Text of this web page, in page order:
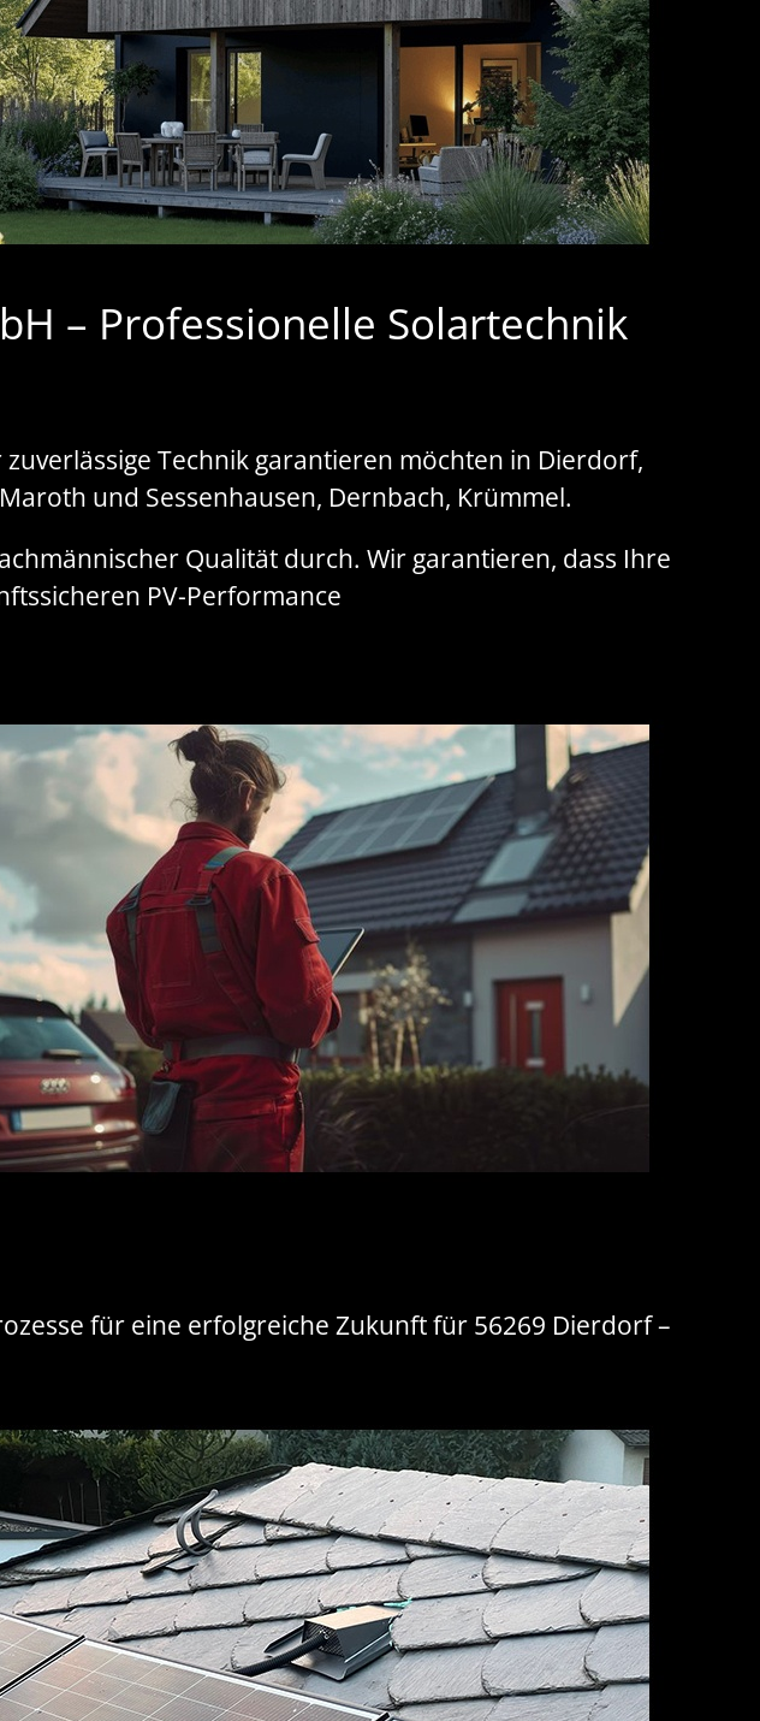
– Professionelle Solartechnik
Technik garantieren möchten in Dierdorf,
und Sessenhausen, Dernbach, Krümmel.
Qualität durch. Wir garantieren, dass Ihre
PV-Performance
für eine erfolgreiche Zukunft für 56269 Dierdorf –